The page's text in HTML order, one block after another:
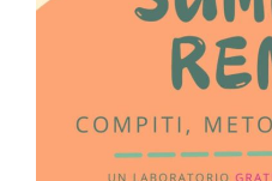
Se non volete farvi
educatricicdr@nisida.coop
o via whatsApp al numero